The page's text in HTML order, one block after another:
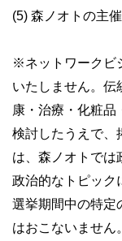
(5) 森ノオトの主
※ネットワークビ
いたしません。伝
康・治療・化粧品
検討したうえで、
は、森ノオトでは
政治的なトピック
選挙期間中の特定
はおこないません。